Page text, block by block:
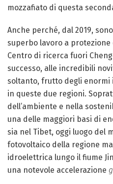
mozzafiato di questa
Anche perché, dal 2019,
superbo lavoro a
Centro di ricerca fuori
successo, alle incredibili
soltanto, frutto degli
in queste due regioni.
dell’ambiente e nella
una delle maggiori basi di
sia nel Tibet, oggi luogo del
fotovoltaico della regione
idroelettrica lungo il fiume
una notevole accelerazione